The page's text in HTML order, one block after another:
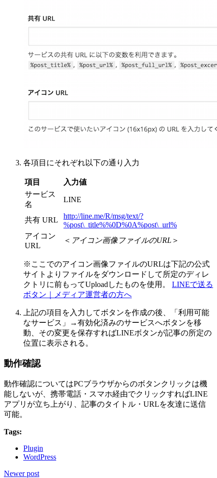
各項目にそれぞれ以下の通り入力
項目
入力値
サービス
名
LINE
共有 URL
http://line.me/R/msg/text/?
%post\_title%%0D%0A%post\_url%
アイコン
URL
＜ アイコン画像ファイルのURL ＞
※ここでのアイコン画像ファイルのURLは下記の公式
サイトよりファイルをダウンロードして所定のディレ
クトリに前もってUploadしたものを使用。 LINEで送る
ボタン｜メディア運営者の方へ
上記の項目を入力してボタンを作成の後、「利用可能
なサービス」→有効化済みのサービスへボタンを移
動、その変更を保存すればLINEボタンが記事の所定の
位置に表示される。
動作確認
動作確認についてはPCブラウザからのボタンクリックは機
能しないが、携帯電話・スマホ経由でクリックすればLINE
アプリが立ち上がり、記事のタイトル・URLを友達に送信
可能。
Tags:
Plugin
WordPress
Newer post